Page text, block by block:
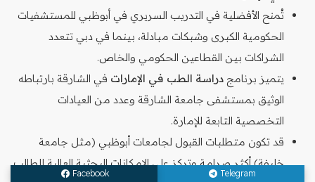
تُمنح الأفضلية في التدريب السريري في أبوظبي للمستشفيات
الحكومية الكبرى وشبكات مبادلة، بينما في دبي تتعدد
الشراكات بين القطاعين الحكومي والخاص.
يتميز برنامج دراسة الطب في الإمارات في الشارقة بارتباطه
الوثيق بمستشفى جامعة الشارقة وعدد من العيادات
التخصصية التابعة للإمارة.
قد تكون متطلبات القبول لجامعات أبوظبي (مثل جامعة
خليفة) أكثر صرامة وتركز على الإمكانات البحثية العالية للطالب.
Telegram
Facebook